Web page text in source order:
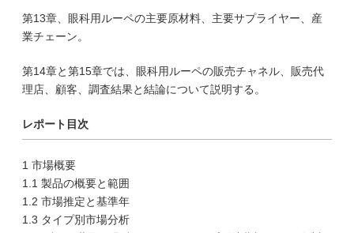
第13章、眼科用ルーペの主要原材料、主要サプライヤー、産
業チェーン。
第14章と第15章では、眼科用ルーペの販売チャネル、販売代
理店、顧客、調査結果と結論について説明する。
レポート目次
1 市場概要
1.1 製品の概要と範囲
1.2 市場推定と基準年
1.3 タイプ別市場分析